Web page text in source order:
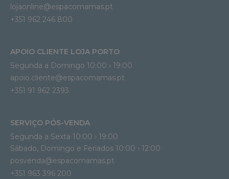
lojaonline@espacomamas.pt
+351 962 246 800
APOIO CLIENTE LOJA PORTO
Segunda a Domingo 10:00 › 19:00
apoio.cliente@espacomamas.pt
+351 91 962 2393
SERVIÇO PÓS-VENDA
Segunda a Sexta 10:00 › 19:00
Sábado, Domingo e Feriados 10:00 › 12:00
posvenda@espacomamas.pt
+351 963 396 200